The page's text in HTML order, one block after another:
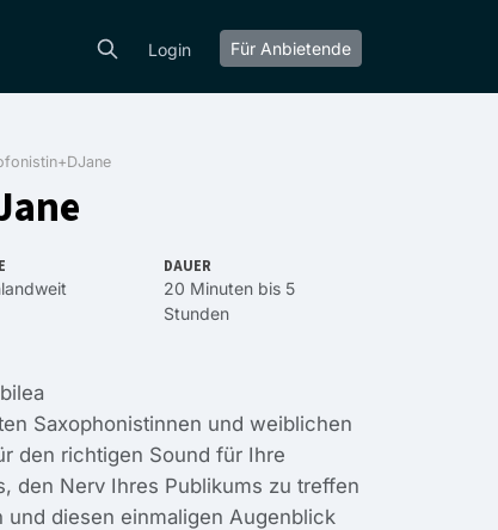
Login Für Anbietende
DAUER
20 Minuten bis 5
Stunden
Saxophonistinnen und weiblichen
den richtigen Sound für Ihre
den Nerv Ihres Publikums zu treffen
diesen einmaligen Augenblick